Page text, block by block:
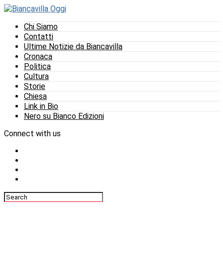
Chi Siamo
Contatti
Ultime Notizie da Biancavilla
Cronaca
Politica
Cultura
Storie
Chiesa
Link in Bio
Nero su Bianco Edizioni
Connect with us